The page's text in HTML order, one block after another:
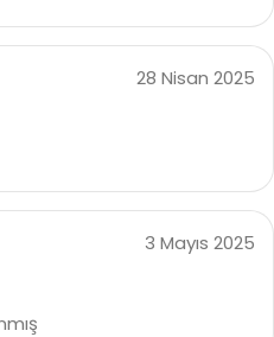
28 Nisan 2025
3 Mayıs 2025